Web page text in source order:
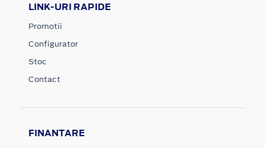
LINK-URI RAPIDE
Promotii
Configurator
Stoc
Contact
FINANTARE